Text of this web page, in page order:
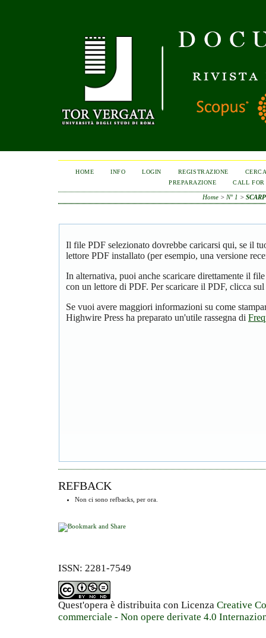
HOME INFO LOGIN REGISTRAZIONE
PREPARAZIONE
CALL FOR
Home> N° 1 >
Il file PDF selezionato dovrebbe caricarsi qui, se il
lettore PDF installato (per esempio, una versione
In alternativa, puoi anche scaricare direttamente il
con un lettore di PDF. Per scaricare il PDF, clicca
Se vuoi avere maggiori informazioni su come
Highwire Press ha preparato un'utile rassegna di
REFBACK
Non ci sono refbacks, per ora.
ISSN: 2281-7549
Quest'opera è distribuita con Licenza Creative
commerciale - Non opere derivate 4.0